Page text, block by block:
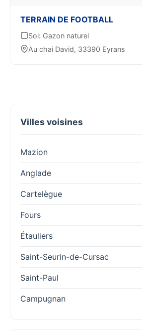
TERRAIN DE FOOTBALL
Sol: Gazon naturel
Au chai David, 33390 Eyrans
Villes voisines
Mazion
Anglade
Cartelègue
Fours
Étauliers
Saint-Seurin-de-Cursac
Saint-Paul
Campugnan